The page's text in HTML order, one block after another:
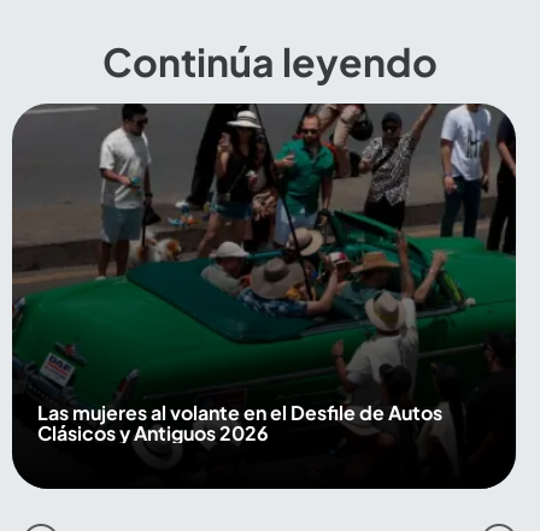
Continúa leyendo
Las mujeres al volante en el Desfile de Autos
Clásicos y Antiguos 2026